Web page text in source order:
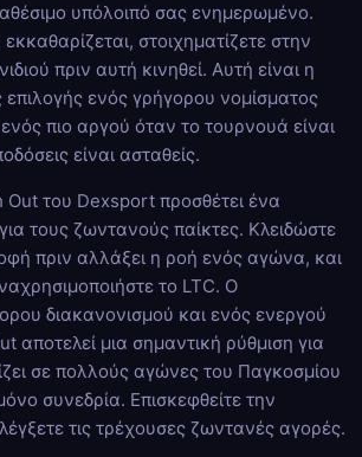
υπόλοιπό σας ενημερωμένο.
στοιχηματίζετε στην
πριν αυτή κινηθεί. Αυτή είναι η
επιλογής ενός γρήγορου νομίσματος
πιο αργού όταν το τουρνουά είναι
είναι ασταθείς.
Out του Dexsport προσθέτει ένα
τους ζωντανούς παίκτες. Κλειδώστε
πριν αλλάξει η ροή ενός αγώνα, και
το LTC. Ο
διακανονισμού και ενός ενεργού
αποτελεί μια σημαντική ρύθμιση για
σε πολλούς αγώνες του Παγκοσμίου
συνεδρία. Επισκεφθείτε την
τις τρέχουσες ζωντανές αγορές.